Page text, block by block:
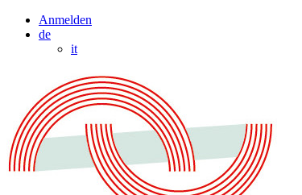
Anmelden
de
it